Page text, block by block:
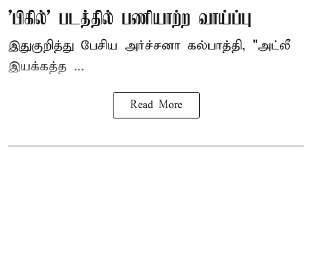
'பிகில்' படத்தில் பணியாற்ற வாய்ப்பு
இதுகுறித்து பேசிய அர்ச்சனா கல்பாத்தி, "அட்லீ
இயக்கத்த ...
Read More